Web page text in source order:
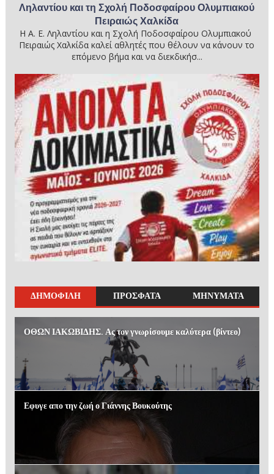
Ληλαντίου και τη Σχολή Ποδοσφαίρου Ολυμπιακού
Πειραιώς Χαλκίδα
Η Α. Ε. Ληλαντίου και η Σχολή Ποδοσφαίρου Ολυμπιακού
Πειραιώς Χαλκίδα καλεί αθλητές που θέλουν να κάνουν το
επόμενο βήμα και να διεκδικήσ...
ΔΗΜΟΦΙΛΗ ΠΡΟΣΦΑΤΑ ΜΗΝΥΜΑΤΑ
ΟΘΩΝ ΙΑΚΩΒΙΔΗΣ. Ας τον γνωρίσουμε καλύτερα (βίντεο)
Εφυγε απο την ζωή ο Γιάννης Βουκούτης